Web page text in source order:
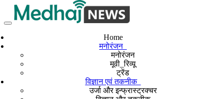
Home
मनोरंजन
मनोरंजन
मूवी_रिव्यू
ट्रेंड
विज्ञान एवं तकनीक
उर्जा और इन्फ्रास्ट्रक्चर